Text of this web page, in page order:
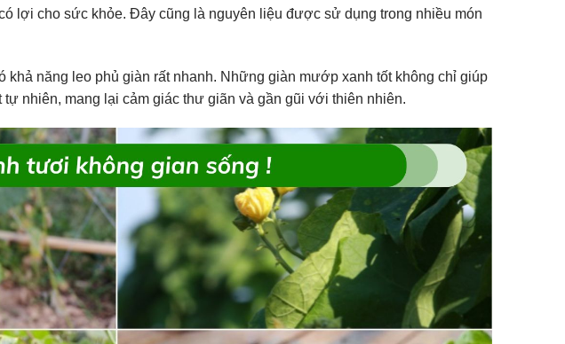
lợi cho sức khỏe. Đây cũng là nguyên liệu được sử dụng trong nhiều món
năng leo phủ giàn rất nhanh. Những giàn mướp xanh tốt không chỉ giúp
nhiên, mang lại cảm giác thư giãn và gần gũi với thiên nhiên.